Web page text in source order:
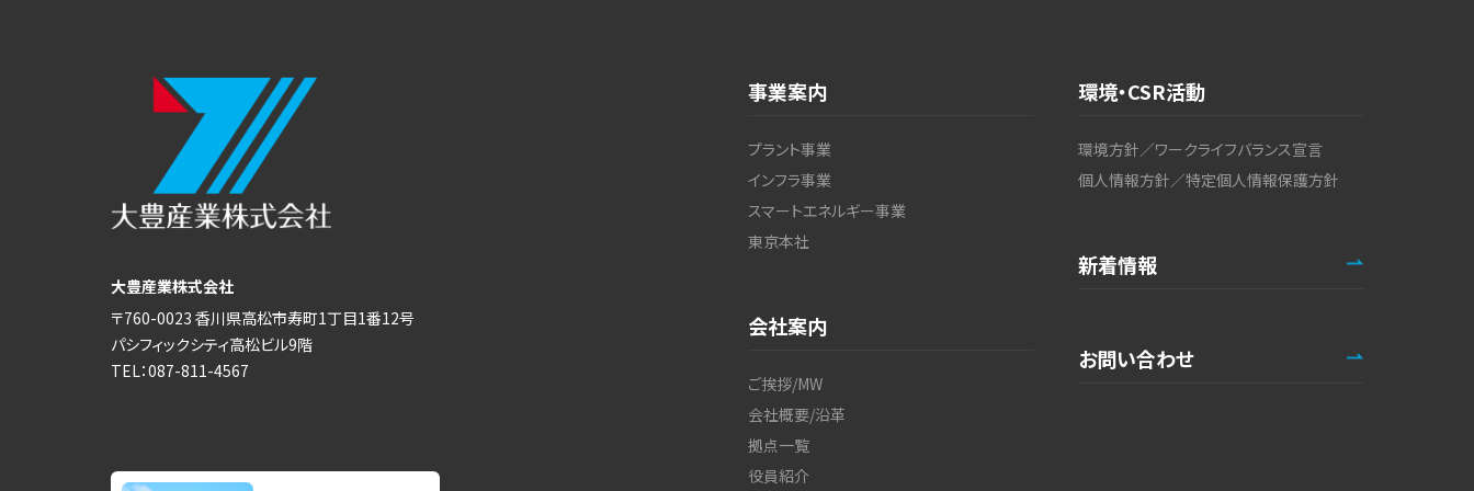
大豊産業株式会社
〒760-0023 香川県高松市寿町1丁目1番12号
パシフィックシティ高松ビル9階
TEL：087-811-4567
事業案内
プラント事業
インフラ事業
スマートエネルギー事業
東京本社
会社案内
ご挨拶/MW
会社概要/沿革
拠点一覧
役員紹介
環境・CSR活動
環境方針／ワークライフバランス宣言
個人情報方針／特定個人情報保護方針
新着情報
お問い合わせ